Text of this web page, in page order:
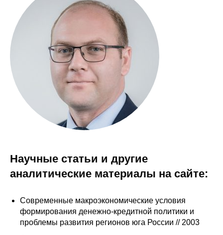
Администрация
Сотрудники
Отчетность
Противодействие коррупции
Материалы для СМИ
Публикации
Издания
О журнале
Научные статьи и другие
аналитические материалы на сайте:
Современные макроэкономические условия
формирования денежно-кредитной политики и
проблемы развития регионов юга России // 2003